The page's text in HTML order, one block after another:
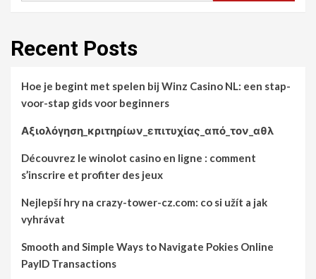
Recent Posts
Hoe je begint met spelen bij Winz Casino NL: een stap-
voor-stap gids voor beginners
Αξιολόγηση_κριτηρίων_επιτυχίας_από_τον_αθλ
Découvrez le winolot casino en ligne : comment
s’inscrire et profiter des jeux
Nejlepší hry na crazy-tower-cz.com: co si užít a jak
vyhrávat
Smooth and Simple Ways to Navigate Pokies Online
PayID Transactions